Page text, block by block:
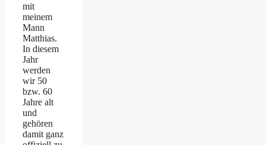
mit
meinem
Mann
Matthias.
In diesem
Jahr
werden
wir 50
bzw. 60
Jahre alt
und
gehören
damit ganz